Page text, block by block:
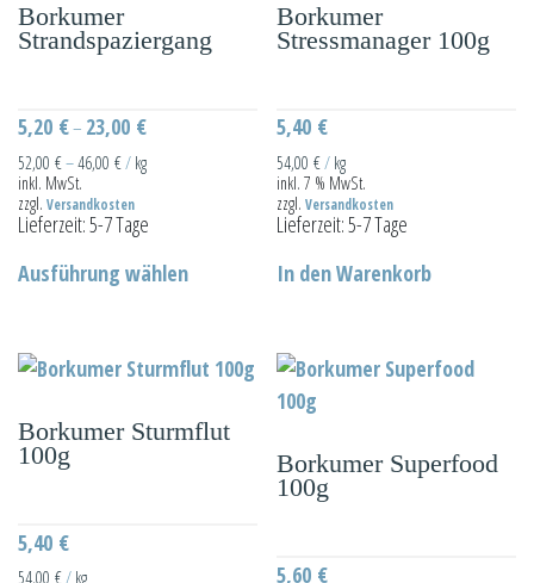
können
Borkumer
Strandspaziergang
5,20 €– 23,00 €
52,00 €–46,00 € / kg
inkl. MwSt.
zzgl. Versandkosten
Lieferzeit:5-7 Tage
Ausführung wählenProdukt
Varianten
Die
Borkumer
Stressmanager 100g
5,40 €
54,00€ / kg
inkl. 7 % MwSt.
zzgl.Versandkosten
Lieferzeit:5-7 Tage
In den Warenkorb
Borkumer Sturmflut
100g
5,40 €
54,00 €/ kg
Borkumer Superfood
100g
5,60 €